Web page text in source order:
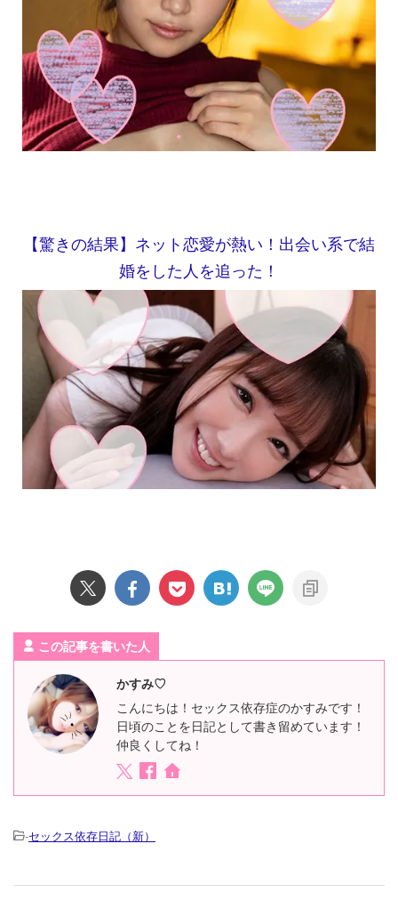
【驚きの結果】ネット恋愛が熱い！出会い系で結
婚をした人を追った！
この記事を書いた人
かすみ♡
こんにちは！セックス依存症のかすみです！
日頃のことを日記として書き留めています！
仲良くしてね！
-セックス依存日記（新）